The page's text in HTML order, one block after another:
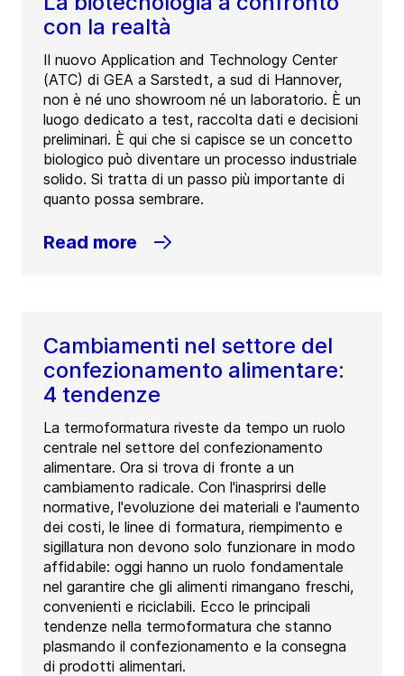
con la realtà
Il nuovo Application and Technology Center
(ATC) di GEA a Sarstedt, a sud di Hannover,
non è né uno showroom né un laboratorio. È un
luogo dedicato a test, raccolta dati e decisioni
preliminari. È qui che si capisce se un concetto
biologico può diventare un processo industriale
solido. Si tratta di un passo più importante di
quanto possa sembrare.
Read more
Cambiamenti nel settore del
confezionamento alimentare:
4 tendenze
La termoformatura riveste da tempo un ruolo
centrale nel settore del confezionamento
alimentare. Ora si trova di fronte a un
cambiamento radicale. Con l'inasprirsi delle
normative, l'evoluzione dei materiali e l'aumento
dei costi, le linee di formatura, riempimento e
sigillatura non devono solo funzionare in modo
affidabile: oggi hanno un ruolo fondamentale
nel garantire che gli alimenti rimangano freschi,
convenienti e riciclabili. Ecco le principali
tendenze nella termoformatura che stanno
plasmando il confezionamento e la consegna
di prodotti alimentari.